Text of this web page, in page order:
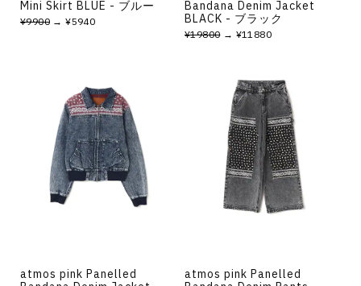
Mini Skirt BLUE - ブルー
¥9900 → ¥5940
Bandana Denim Jacket
BLACK - ブラック
¥19800→ ¥11880
atmos pink Panelled
atmos pink Panelled